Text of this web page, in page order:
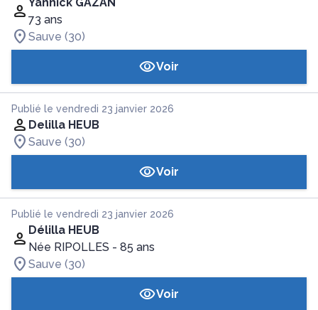
73 ans
Sauve (30)
Voir
Publié le vendredi 23 janvier 2026
Delilla HEUB
Sauve (30)
Voir
Publié le vendredi 23 janvier 2026
Délilla HEUB
Née RIPOLLES - 85 ans
Sauve (30)
Voir